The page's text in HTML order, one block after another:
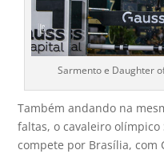
Sarmento e Daughter
Também andando na
faltas, o cavaleiro
compete por Brasília, com